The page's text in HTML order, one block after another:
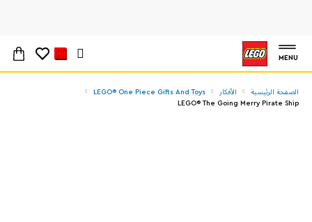
MENU
الصفحة الرئيسية الأفكار LEGO® One Piece Gifts And Toys
LEGO® The Going Merry Pirate Ship